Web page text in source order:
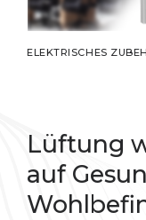
ELEKTRISCHES
Lüftung
auf